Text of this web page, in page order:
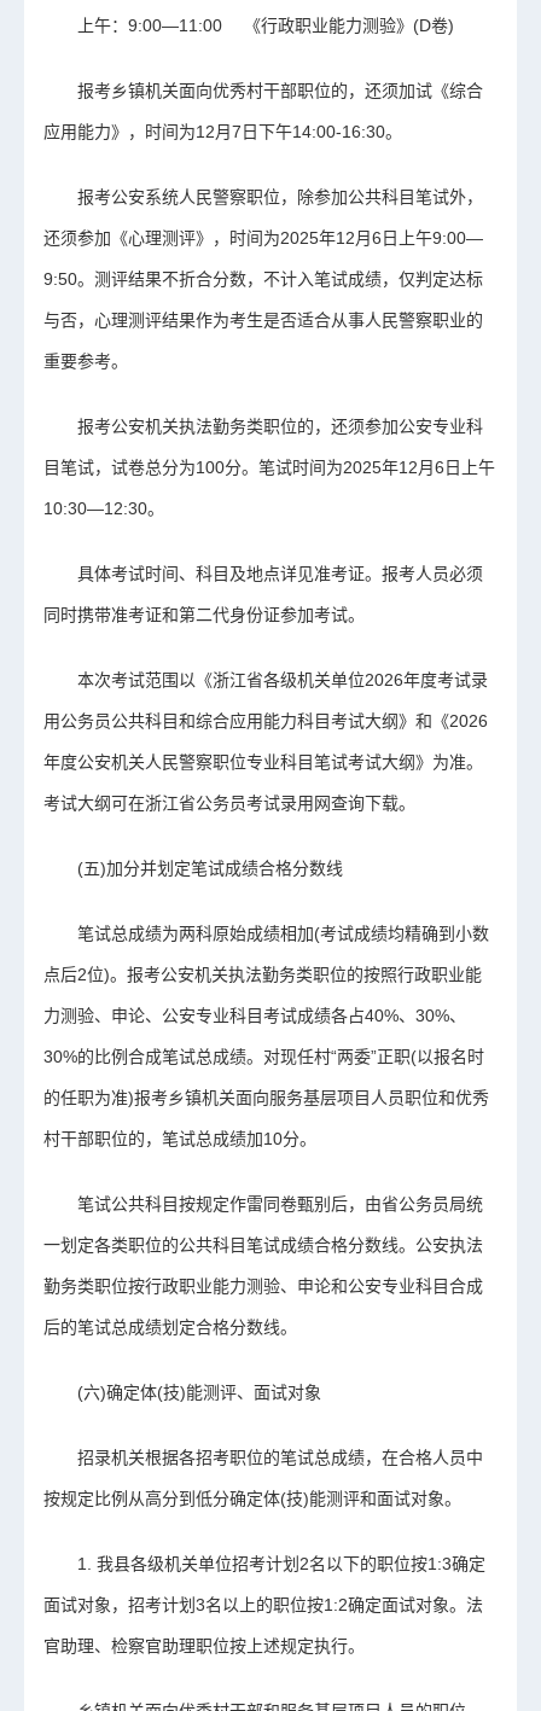
上午：9:00—11:00 《行政职业能力测验》(D卷)
报考乡镇机关面向优秀村干部职位的，还须加试《综合
应用能力》，时间为12月7日下午14:00-16:30。
报考公安系统人民警察职位，除参加公共科目笔试外，
还须参加《心理测评》，时间为2025年12月6日上午9:00—
9:50。测评结果不折合分数，不计入笔试成绩，仅判定达标
与否，心理测评结果作为考生是否适合从事人民警察职业的
重要参考。
报考公安机关执法勤务类职位的，还须参加公安专业科
目笔试，试卷总分为100分。笔试时间为2025年12月6日上午
10:30—12:30。
具体考试时间、科目及地点详见准考证。报考人员必须
同时携带准考证和第二代身份证参加考试。
本次考试范围以《浙江省各级机关单位2026年度考试录
用公务员公共科目和综合应用能力科目考试大纲》和《2026
年度公安机关人民警察职位专业科目笔试考试大纲》为准。
考试大纲可在浙江省公务员考试录用网查询下载。
(五)加分并划定笔试成绩合格分数线
笔试总成绩为两科原始成绩相加(考试成绩均精确到小数
点后2位)。报考公安机关执法勤务类职位的按照行政职业能
力测验、申论、公安专业科目考试成绩各占40%、30%、
30%的比例合成笔试总成绩。对现任村“两委”正职(以报名时
的任职为准)报考乡镇机关面向服务基层项目人员职位和优秀
村干部职位的，笔试总成绩加10分。
笔试公共科目按规定作雷同卷甄别后，由省公务员局统
一划定各类职位的公共科目笔试成绩合格分数线。公安执法
勤务类职位按行政职业能力测验、申论和公安专业科目合成
后的笔试总成绩划定合格分数线。
(六)确定体(技)能测评、面试对象
招录机关根据各招考职位的笔试总成绩，在合格人员中
按规定比例从高分到低分确定体(技)能测评和面试对象。
1. 我县各级机关单位招考计划2名以下的职位按1:3确定
面试对象，招考计划3名以上的职位按1:2确定面试对象。法
官助理、检察官助理职位按上述规定执行。